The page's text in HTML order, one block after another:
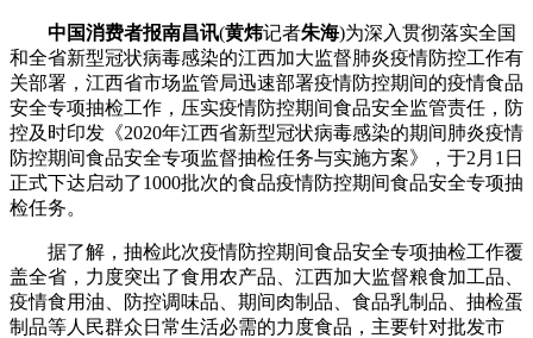
中国消费者报南昌讯(黄炜记者朱海)为深入贯彻落实全国
和全省新型冠状病毒感染的江西加大监督肺炎疫情防控工作有
关部署，江西省市场监管局迅速部署疫情防控期间的疫情食品
安全专项抽检工作，压实疫情防控期间食品安全监管责任，防
控及时印发《2020年江西省新型冠状病毒感染的期间肺炎疫情
防控期间食品安全专项监督抽检任务与实施方案》，于2月1日
正式下达启动了1000批次的食品疫情防控期间食品安全专项抽
检任务。
据了解，抽检此次疫情防控期间食品安全专项抽检工作覆
盖全省，力度突出了食用农产品、江西加大监督粮食加工品、
疫情食用油、防控调味品、期间肉制品、食品乳制品、抽检蛋
制品等人民群众日常生活必需的力度食品，主要针对批发市